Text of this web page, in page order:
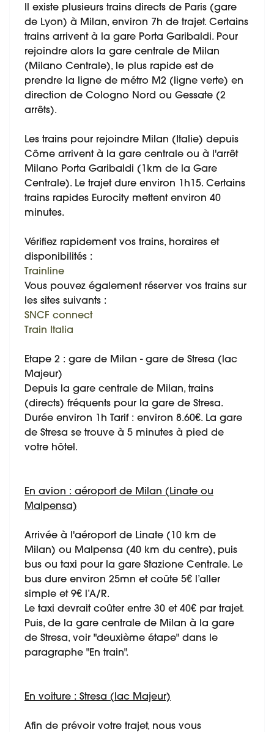
Il existe plusieurs trains directs de Paris (gare
de Lyon) à Milan, environ 7h de trajet. Certains
trains arrivent à la gare Porta Garibaldi. Pour
rejoindre alors la gare centrale de Milan
(Milano Centrale), le plus rapide est de
prendre la ligne de métro M2 (ligne verte) en
direction de Cologno Nord ou Gessate (2
arrêts).
Les trains pour rejoindre Milan (Italie) depuis
Côme arrivent à la gare centrale ou à l'arrêt
Milano Porta Garibaldi (1km de la Gare
Centrale). Le trajet dure environ 1h15. Certains
trains rapides Eurocity mettent environ 40
minutes.
Vérifiez rapidement vos trains, horaires et
disponibilités :
Trainline
Vous pouvez également réserver vos trains sur
les sites suivants :
SNCF connect
Train Italia
Etape 2 : gare de Milan - gare de Stresa (lac
Majeur)
Depuis la gare centrale de Milan, trains
(directs) fréquents pour la gare de Stresa.
Durée environ 1h Tarif : environ 8.60€. La gare
de Stresa se trouve à 5 minutes à pied de
votre hôtel.
En avion : aéroport de Milan (Linate ou
Malpensa)
Arrivée à l'aéroport de Linate (10 km de
Milan) ou Malpensa (40 km du centre), puis
bus ou taxi pour la gare Stazione Centrale. Le
bus dure environ 25mn et coûte 5€ l’aller
simple et 9€ l’A/R.
Le taxi devrait coûter entre 30 et 40€ par trajet.
Puis, de la gare centrale de Milan à la gare
de Stresa, voir "deuxième étape" dans le
paragraphe "En train".
En voiture : Stresa (lac Majeur)
Afin de prévoir votre trajet, nous vous